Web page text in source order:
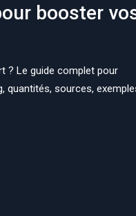
booster
? Le guide complet pour
quantités, sources,